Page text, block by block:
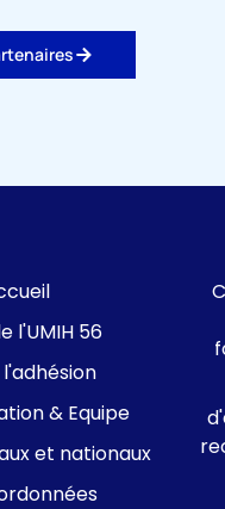
l'UMIH 56
& Equipe
et nationaux